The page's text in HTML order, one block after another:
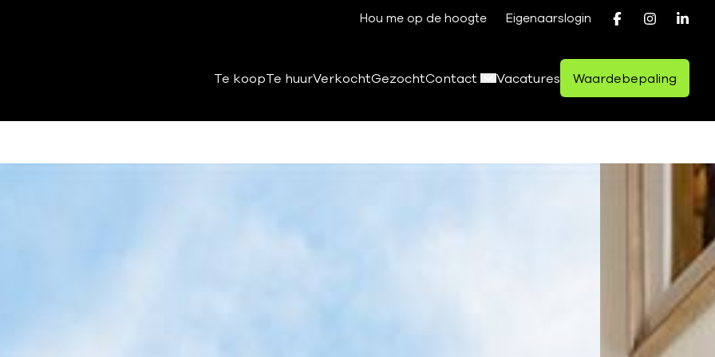
Hou me op de hoogte Eigenaarslogin
Te koopTe huurVerkochtGezochtContact Vacatures Waardebepaling